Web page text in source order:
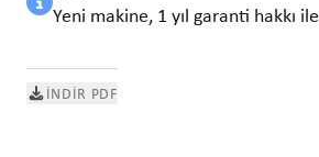
Yeni makine, 1 yıl garanti hakkı ile
İNDIR PDF